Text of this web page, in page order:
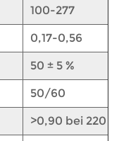
100-277
0,17-0,56
50 ± 5 %
50/60
>0,90 bei 220 V